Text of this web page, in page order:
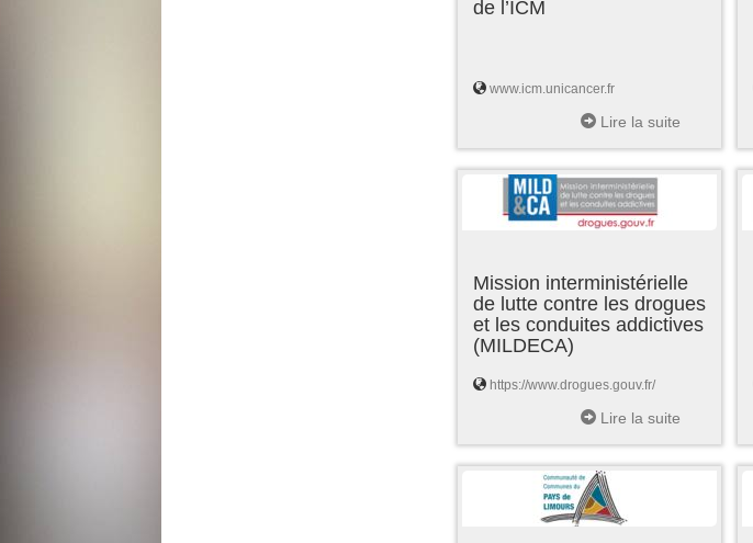
de l’ICM
www.icm.unicancer.fr
Lire la suite
Mission interministérielle
de lutte contre les drogues
et les conduites addictives
(MILDECA)
https://www.drogues.gouv.fr/
Lire la suite